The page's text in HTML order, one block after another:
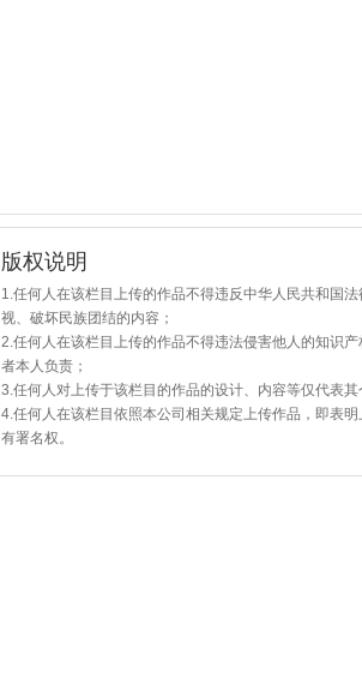
版权说明
1.任何人在该栏目上传的作品不得违反中华人民共和国
视、破坏民族团结的内容；
2.任何人在该栏目上传的作品不得违法侵害他人的知识
者本人负责；
3.任何人对上传于该栏目的作品的设计、内容等仅代表其
4.任何人在该栏目依照本公司相关规定上传作品，即表
有署名权。